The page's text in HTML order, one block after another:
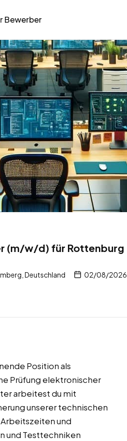
Bewerber
(m/w/d) für Rottenburg
Deutschland 02/08/2026
Position als
Prüfung elektronischer
arbeitest du mit
unserer technischen
und
und Testtechniken